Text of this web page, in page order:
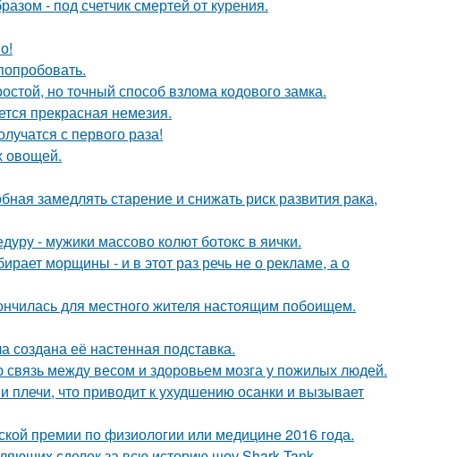
- под счетчик смертей от курения.
но точный способ взлома кодового замка.
прекрасная немезия.
с первого раза!
овощей.
замедлять старение и снижать риск развития рака,
- мужики массово колют ботокс в яички.
морщины - и в этот раз речь не о рекламе, а о
для местного жителя настоящим побоищем.
создана её настенная подставка.
между весом и здоровьем мозга у пожилых людей.
что приводит к ухудшению осанки и вызывает
премии по физиологии или медицине 2016 года.